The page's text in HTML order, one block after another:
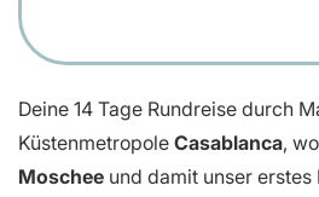
Deine 14 Tage Rundreise durch
Küstenmetropole Casablanca,
Moschee und damit unser